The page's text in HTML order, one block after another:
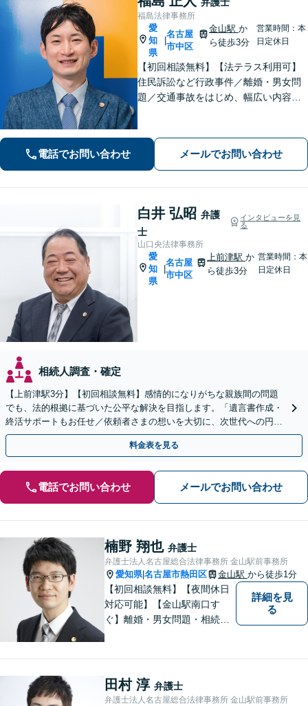
福島法律事務所
愛
知
県
名古屋
市中区
金山駅 か
ら徒歩3分
営業時間：本
日定休日
【初回相談無料】【法テラス利用可】
住民訴訟など行政事件／離婚・男女問
題／交通事故をはじめ、幅広い内容の
依頼者様にとって納得感の高い解決を
目指します【夜間・休日相談可】【金
山駅5分】
電話でお問い合わせ メールでお問い合わせ
白井 弘昭 弁護
士
インタビューを見
る
山口央法律事務所
愛
知
県
|
名古屋
市中区
上前津駅か
ら徒歩3分
営業時間：本
日定休日
相続人調査・確定
【上前津駅3分】【初回相談無料】感情的になりがちな親族間の問題
でも、法的根拠に基づいた公平な解決を目指します。「遺言書作成・
終活サポートもお任せ／依頼者さまの想いを大切に、次世代への円滑
な財産承継をお手伝いします」【休日・夜間相談可】
料金表を見る
電話でお問い合わせ メールでお問い合わせ
楠野 翔也 弁護士
弁護士法人名古屋総合法律事務所 金山駅前事務所
愛知県|名古屋市熱田区 金山駅 から徒歩1分
【初回相談無料】【夜間休日
対応可能】【金山駅南口す
ぐ】離婚・男女問題・相続・
詳細を見
る
田村 淳 弁護士
弁護士法人名古屋総合法律事務所 金山駅前事務所